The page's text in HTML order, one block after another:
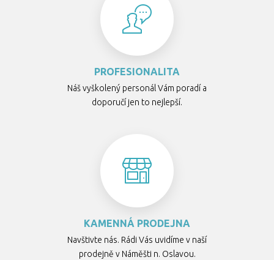
PROFESIONALITA
Náš vyškolený personál Vám poradí a
doporučí jen to nejlepší.
KAMENNÁ PRODEJNA
Navštivte nás. Rádi Vás uvidíme v naší
prodejně v Náměšti n. Oslavou.